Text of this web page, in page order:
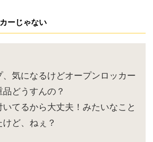
ーじゃない
、気になるけどオープンロッカー
どうすんの？
てるから大丈夫！みたいなこと
ど、ねぇ？